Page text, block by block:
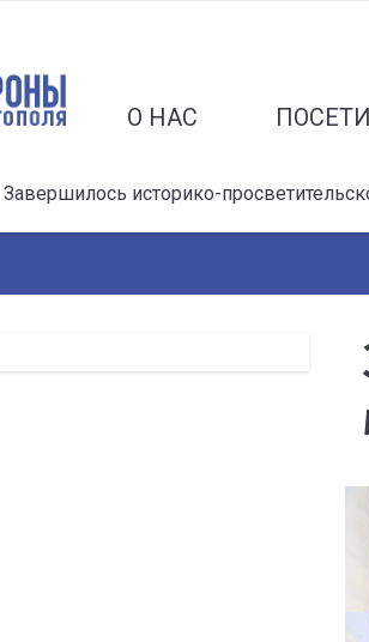
О НАС
Завершилось историко-